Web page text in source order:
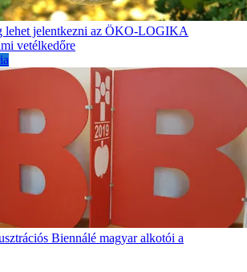
lehet jelentkezni az ÖKO-LOGIKA
vetélkedőre
Biennálé magyar alkotói a